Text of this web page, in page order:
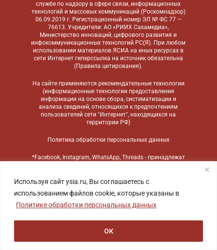
Используя сайт ysia.ru, Вы соглашаетесь с
использованием файлов cookie, которые указаны в
Политике обработки персональных данных
ОК
службе по надзору в сфере связи, информационных
технологий и массовых коммуникаций (Роскомнадзор)
06.09.2019 г. Регистрационный номер ЭЛ № ФС 77 —
76613. Учредители: АО «РИИХ Сахамедиа»,
Министерство инноваций, цифрового развития и
инфокоммуникационных технологий РС(Я). При любом
использовании материалов ЯСИА на иных ресурсах в
сети Интернет гиперссылка на источник обязательна
(Правила цитирования).
На сайте применяются рекомендательные технологии
(информационные технологии предоставления
информации на основе сбора, систематизации и
анализа сведений, относящихся к предпочтениям
пользователей сети "Интернет", находящихся на
территории РФ)
Политика обработки персональных данных
*Facebook, Instagram, WhatsApp, Threads - принадлежат